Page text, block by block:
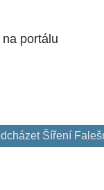
na portálu
Šíření